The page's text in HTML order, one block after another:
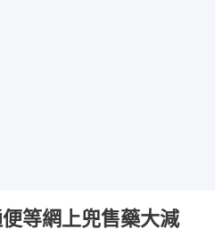
等網上兜售藥大減